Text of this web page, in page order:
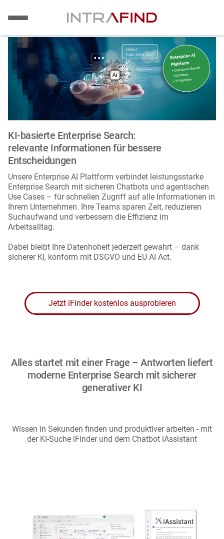
Bild
KI-basierte Enterprise Search:
relevante Informationen für bessere
Entscheidungen
Unsere Enterprise AI Plattform verbindet leistungsstarke
Enterprise Search mit sicheren Chatbots und agentischen
Use Cases – für schnellen Zugriff auf alle Informationen in
Ihrem Unternehmen. Ihre Teams sparen Zeit, reduzieren
Suchaufwand und verbessern die Effizienz im
Arbeitsalltag.
Dabei bleibt Ihre Datenhoheit jederzeit gewahrt – dank
sicherer KI, konform mit DSGVO und EU AI Act.
Jetzt iFinder kostenlos ausprobieren
Alles startet mit einer Frage – Antworten liefert
moderne Enterprise Search mit sicherer
generativer KI
Wissen in Sekunden finden und produktiver arbeiten - mit
der KI-Suche iFinder und dem Chatbot iAssistant